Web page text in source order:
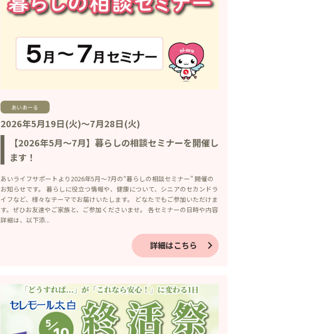
あいあーる
2026年5月19日(火)～7月28日(火)
【2026年5月～7月】暮らしの相談セミナーを開催し
ます！
あいライフサポートより2026年5月～7月の“暮らしの相談セミナー” 開催の
お知らせです。 暮らしに役立つ情報や、健康について、シニアのセカンドラ
イフなど、様々なテーマでお届けいたします。 どなたでもご参加いただけま
す。ぜひお友達やご家族と、ご参加くださいませ。 各セミナーの日時や内容
詳細は、以下添...
詳細はこちら